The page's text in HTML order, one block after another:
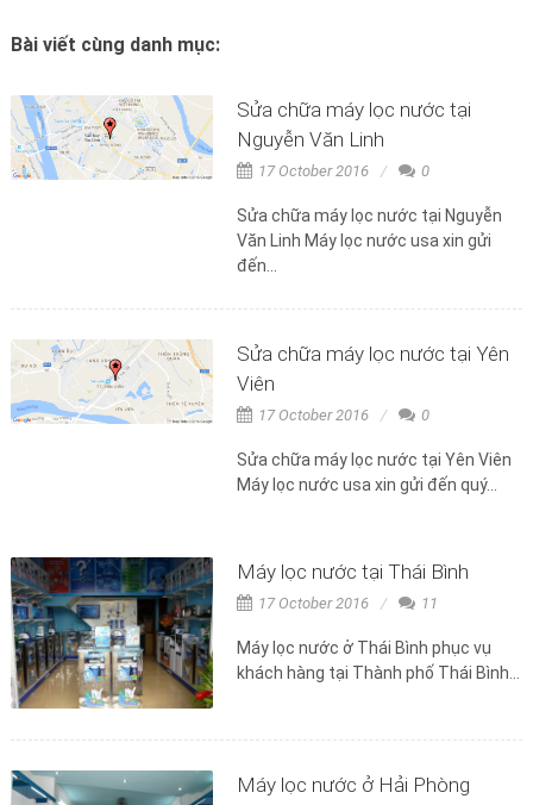
Bài viết cùng danh mục:
Sửa chữa máy lọc nước tại
Nguyễn Văn Linh
17 October 2016 0
Sửa chữa máy lọc nước tại Nguyễn
Văn Linh Máy lọc nước usa xin gửi
đến...
Sửa chữa máy lọc nước tại Yên
Viên
17 October 2016 0
Sửa chữa máy lọc nước tại Yên Viên
Máy lọc nước usa xin gửi đến quý...
Máy lọc nước tại Thái Bình
17 October 2016 11
Máy lọc nước ở Thái Bình phục vụ
khách hàng tại Thành phố Thái Bình...
Máy lọc nước ở Hải Phòng